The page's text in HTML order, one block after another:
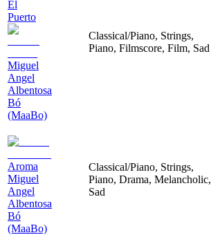
El
Puerto
Miguel
Angel
Albentosa
Bó
(MaaBo)
Classical/Piano, Strings,
Piano, Filmscore, Film, Sad
Aroma
Miguel
Angel
Albentosa
Bó
(MaaBo)
Classical/Piano, Strings,
Piano, Drama, Melancholic,
Sad